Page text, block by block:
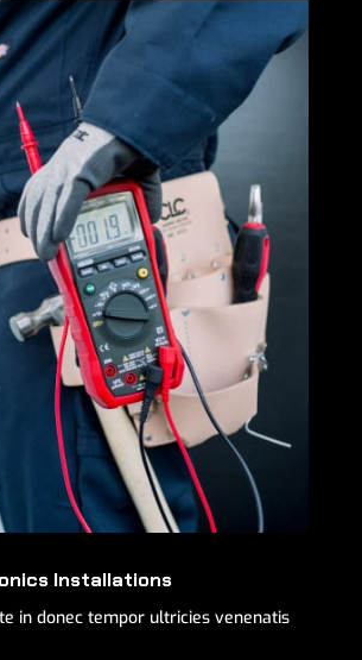
Installations
in donec tempor ultricies venenatis